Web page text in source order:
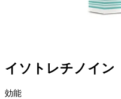
イソトレチノイン
効能